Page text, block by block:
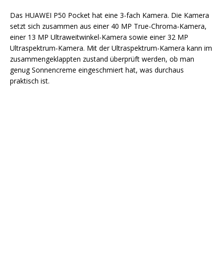
Das HUAWEI P50 Pocket hat eine 3-fach Kamera. Die Kamera
setzt sich zusammen aus einer 40 MP True-Chroma-Kamera,
einer 13 MP Ultraweitwinkel-Kamera sowie einer 32 MP
Ultraspektrum-Kamera. Mit der Ultraspektrum-Kamera kann im
zusammengeklappten zustand überprüft werden, ob man
genug Sonnencreme eingeschmiert hat, was durchaus
praktisch ist.